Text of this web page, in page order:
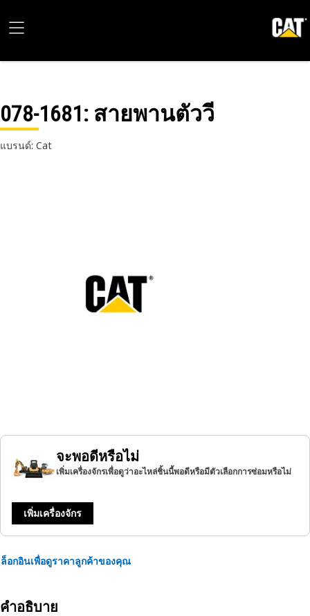
078-1681: สายพานตัววี
แบรนด์: Cat
จะพอดีหรือไม่
เพิ่มเครื่องจักรเพื่อดูว่าอะไหล่ชิ้นนี้พอดีหรือมีตัวเลือกการซ่อมหรือไม่
เพิ่มเครื่องจักร
ล็อกอินเพื่อดูราคาลูกค้าของคุณ
คำอธิบาย